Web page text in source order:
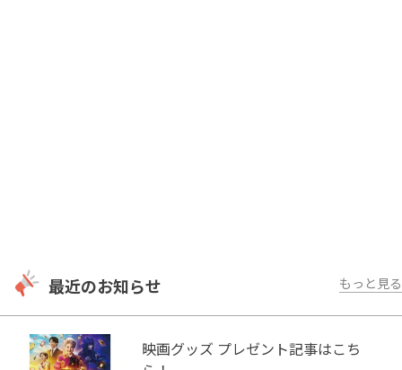
最近のお知らせ もっと見る
映画グッズ プレゼント記事はこち